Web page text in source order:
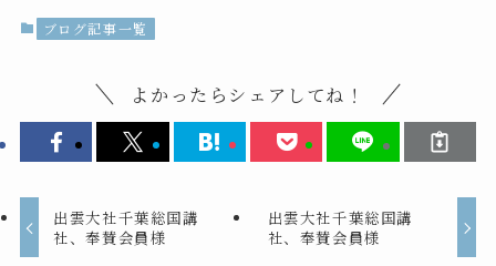
ブログ記事一覧
よかったらシェアしてね！
出雲大社千葉総国講
社、奉賛会員様
出雲大社千葉総国講
社、奉賛会員様